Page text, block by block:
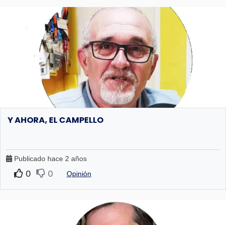
Y AHORA, EL CAMPELLO
Publicado hace 2 años
0 0 Opinión